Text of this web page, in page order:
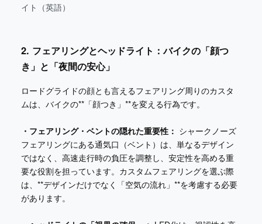
イト（英語）
2. フェアリングとヘッドライト：バイクの「顔つ
き」と「夜間の安心」
ロードグライドの顔とも言えるフェアリング周りのカスタ
ムは、バイクの**「顔つき」**を変える行為です。
・フェアリング・ベントの隠れた重要性： シャークノーズ
フェアリングにある通気口（ベント）は、単なるデザイン
ではなく、高速走行時の負圧を調整し、安定性を高める重
要な役割を担っています。カスタムフェアリングを選ぶ際
は、**デザインだけでなく「空気の流れ」**を考慮する必要
があります。